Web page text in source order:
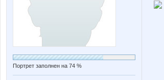
Портрет заполнен на 74 %